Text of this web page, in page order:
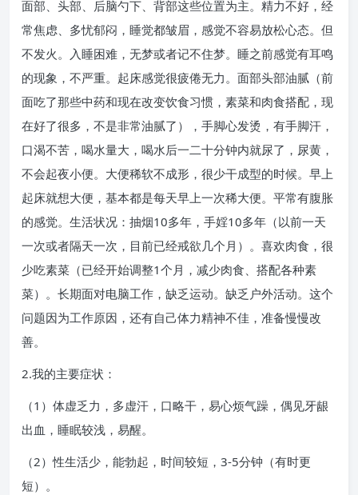
面部、头部、后脑勺下、背部这些位置为主。精力不好，经
常焦虑、多忧郁闷，睡觉都皱眉，感觉不容易放松心态。但
不发火。入睡困难，无梦或者记不住梦。睡之前感觉有耳鸣
的现象，不严重。起床感觉很疲倦无力。面部头部油腻（前
面吃了那些中药和现在改变饮食习惯，素菜和肉食搭配，现
在好了很多，不是非常油腻了），手脚心发烫，有手脚汗，
口渴不苦，喝水量大，喝水后一二十分钟内就尿了，尿黄，
不会起夜小便。大便稀软不成形，很少干成型的时候。早上
起床就想大便，基本都是每天早上一次稀大便。平常有腹胀
的感觉。生活状况：抽烟10多年，手婬10多年（以前一天
一次或者隔天一次，目前已经戒欲几个月）。喜欢肉食，很
少吃素菜（已经开始调整1个月，减少肉食、搭配各种素
菜）。长期面对电脑工作，缺乏运动。缺乏户外活动。这个
问题因为工作原因，还有自己体力精神不佳，准备慢慢改
善。
2.我的主要症状：
（1）体虚乏力，多虚汗，口略干，易心烦气躁，偶见牙龈
出血，睡眠较浅，易醒。
（2）性生活少，能勃起，时间较短，3-5分钟（有时更
短）。